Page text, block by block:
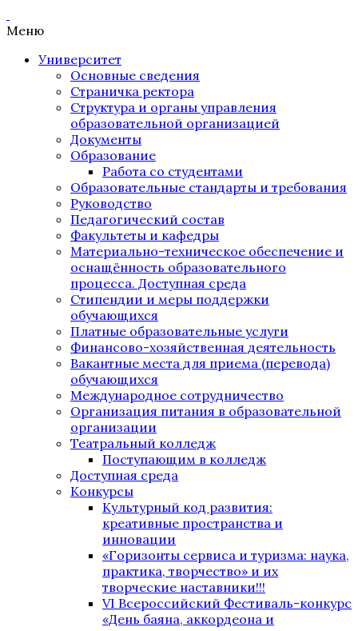
Меню
Университет
Основные сведения
Страничка ректора
Структура и органы управления
образовательной организацией
Документы
Образование
Работа со студентами
Образовательные стандарты и требования
Руководство
Педагогический состав
Факультеты и кафедры
Материально-техническое обеспечение и
оснащённость образовательного
процесса. Доступная среда
Стипендии и меры поддержки
обучающихся
Платные образовательные услуги
Финансово-хозяйственная деятельность
Вакантные места для приема (перевода)
обучающихся
Международное сотрудничество
Организация питания в образовательной
организации
Театральный колледж
Поступающим в колледж
Доступная среда
Конкурсы
Культурный код развития:
креативные пространства и
инновации
«Горизонты сервиса и туризма: наука,
практика, творчество» и их
творческие наставники!!!
VI Всероссийский Фестиваль-конкурс
«День баяна, аккордеона и